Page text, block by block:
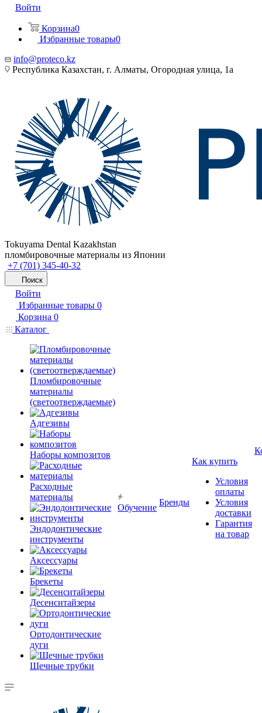
Войти
Корзина0
Избранные товары0
info@proteco.kz
Республика Казахстан, г. Алматы, ​Огородная улица, 1а
Tokuyama Dental Kazakhstan
пломбировочные материалы из Японии
+7 (701) 345-40-32
Поиск
Войти
Избранные товары 0
Корзина 0
Каталог
Пломбировочные
материалы
(светоотверждаемые)
Адгезивы
Наборы композитов
Расходные
материалы
Эндодонтические
инструменты
Аксессуары
Брекеты
Десенситайзеры
Ортодонтические
дуги
Щечные трубки
Обучение
Бренды
Как купить
Условия
оплаты
Условия
доставки
Гарантия
на товар